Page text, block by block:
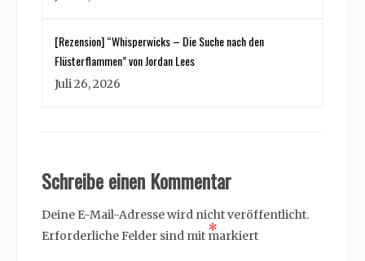
[Rezension] “Whisperwicks – Die Suche nach den
Flüsterflammen” von Jordan Lees
Juli 26, 2026
Schreibe einen Kommentar
Deine E-Mail-Adresse wird nicht veröffentlicht.
Erforderliche Felder sind mit *
markiert